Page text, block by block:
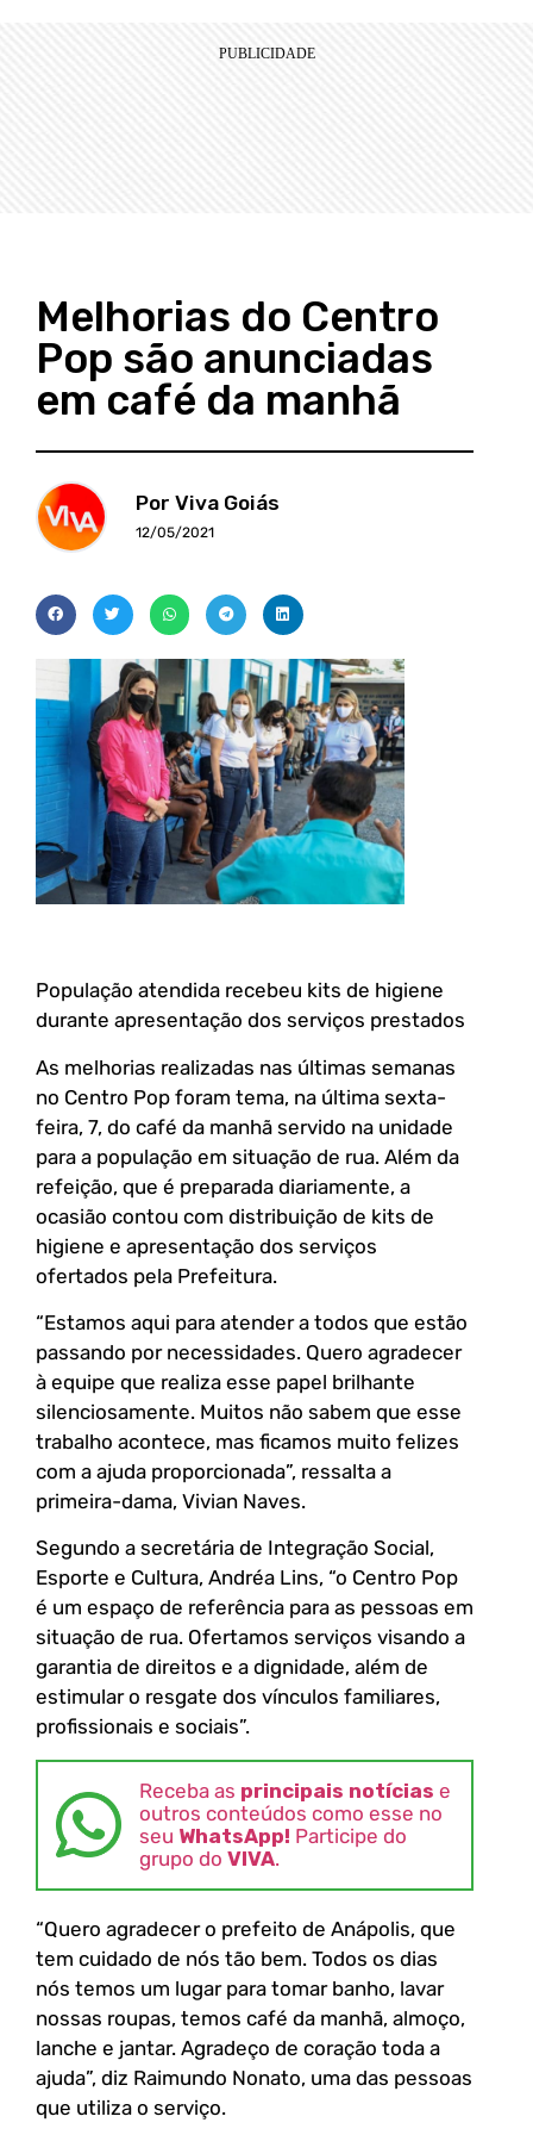
Melhorias do Centro
Pop são anunciadas
em café da manhã
Por Viva Goiás
12/05/2021
População atendida recebeu kits de higiene
durante apresentação dos serviços prestados
As melhorias realizadas nas últimas semanas
no Centro Pop foram tema, na última sexta-
feira, 7, do café da manhã servido na unidade
para a população em situação de rua. Além da
refeição, que é preparada diariamente, a
ocasião contou com distribuição de kits de
higiene e apresentação dos serviços
ofertados pela Prefeitura.
“Estamos aqui para atender a todos que estão
passando por necessidades. Quero agradecer
à equipe que realiza esse papel brilhante
silenciosamente. Muitos não sabem que esse
trabalho acontece, mas ficamos muito felizes
com a ajuda proporcionada”, ressalta a
primeira-dama, Vivian Naves.
Segundo a secretária de Integração Social,
Esporte e Cultura, Andréa Lins, “o Centro Pop
é um espaço de referência para as pessoas em
situação de rua. Ofertamos serviços visando a
garantia de direitos e a dignidade, além de
estimular o resgate dos vínculos familiares,
profissionais e sociais”.
Receba as principais notícias e
outros conteúdos como esse no
seu WhatsApp! Participe do
grupo do VIVA.
“Quero agradecer o prefeito de Anápolis, que
tem cuidado de nós tão bem. Todos os dias
nós temos um lugar para tomar banho, lavar
nossas roupas, temos café da manhã, almoço,
lanche e jantar. Agradeço de coração toda a
ajuda”, diz Raimundo Nonato, uma das pessoas
que utiliza o serviço.